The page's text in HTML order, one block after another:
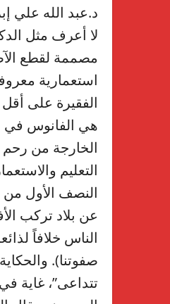
د.عبد الله علي
لا أعرف مثل
مصممة لقطع
استعمارية
الفقيرة على
هي الفانوس في
الخارجة من رحم
التعليم
النصف الأول
عن بلاد تركب
الناس خلافاً
صفوتنا).
تتداعى”، غاية